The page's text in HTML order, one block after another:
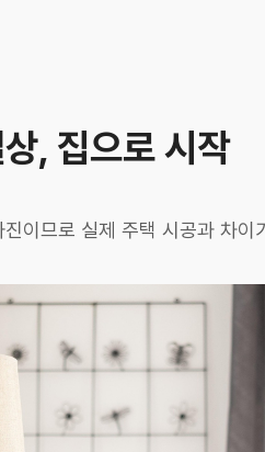
, 집으로 시작
이므로 실제 주택 시공과 차이